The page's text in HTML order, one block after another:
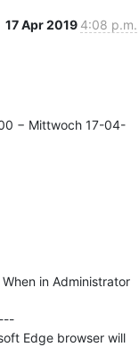
17 Apr 2019 4:08 p.m.
− Mittwoch 17-04-
in Administrator
Edge browser will